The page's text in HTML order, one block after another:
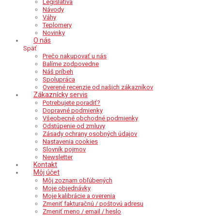
Legislatíva
Návody
Váhy
Teplomery
Novinky
O nás
Späť
Prečo nakupovať u nás
Balíme zodpovedne
Náš príbeh
Spolupráca
Overené recenzie od našich zákazníkov
Zákaznícky servis
Potrebujete poradiť?
Dopravné podmienky
Všeobecné obchodné podmienky
Odstúpenie od zmluvy
Zásady ochrany osobných údajov
Nastavenia cookies
Slovník pojmov
Newsletter
Kontakt
Môj účet
Môj zoznam obľúbených
Moje objednávky
Moje kalibrácie a overenia
Zmeniť fakturačnú / poštovú adresu
Zmeniť meno / email / heslo